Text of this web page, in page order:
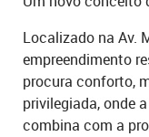
Localizado na Av.
empreendimento
procura conforto,
privilegiada, onde
combina com a